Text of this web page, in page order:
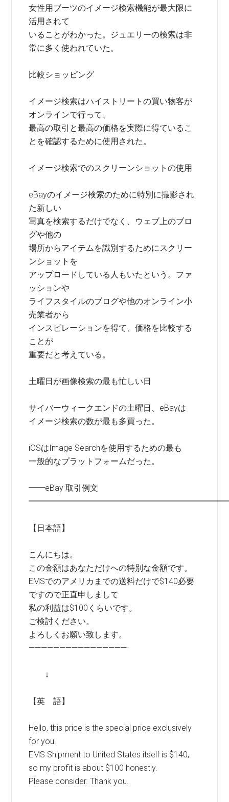
女性用ブーツのイメージ検索機能が最大限に
活用されて
いることがわかった。ジュエリーの検索は非
常に多く使われていた。
比較ショッピング
イメージ検索はハイストリートの買い物客が
オンラインで行って、
最高の取引と最高の価格を実際に得ているこ
とを確認するために使用された。
イメージ検索でのスクリーンショットの使用
eBayのイメージ検索のために特別に撮影され
た新しい
写真を検索するだけでなく、ウェブ上のブロ
グや他の
場所からアイテムを識別するためにスクリー
ンショットを
アップロードしている人もいたという。ファ
ッションや
ライフスタイルのブログや他のオンライン小
売業者から
インスピレーションを得て、価格を比較する
ことが
重要だと考えている。
土曜日が画像検索の最も忙しい日
サイバーウィークエンドの土曜日、eBayは
イメージ検索の数が最も多買った。
iOSはImage Searchを使用するための最も
一般的なプラットフォームだった。
━━eBay 取引例文
【日本語】
こんにちは。
この金額はあなただけへの特別な金額です。
EMSでのアメリカまでの送料だけで$140必要
ですので正直申しまして
私の利益は$100くらいです。
ご検討ください。
よろしくお願い致します。
————————————————-
↓
【英 語】
Hello, this price is the special price exclusively
for you.
EMS Shipment to United States itself is $140,
so my profit is about $100 honestly.
Please consider. Thank you.